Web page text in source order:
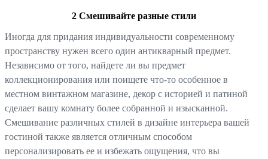
2 Смешивайте разные стили
Иногда для придания индивидуальности современному
пространству нужен всего один антикварный предмет.
Независимо от того, найдете ли вы предмет
коллекционирования или поищете что-то особенное в
местном винтажном магазине, декор с историей и патиной
сделает вашу комнату более собранной и изысканной.
Смешивание различных стилей в дизайне интерьера вашей
гостиной также является отличным способом
персонализировать ее и избежать ощущения, что вы